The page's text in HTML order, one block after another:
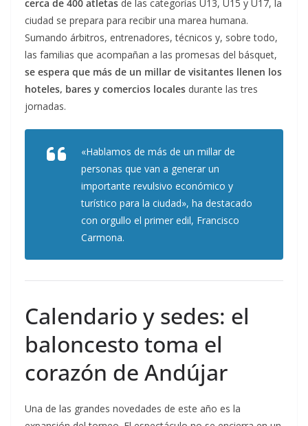
cerca de 400 atletas de las categorías U13, U15 y U17, la
ciudad se prepara para recibir una marea humana.
Sumando árbitros, entrenadores, técnicos y, sobre todo,
las familias que acompañan a las promesas del básquet,
se espera que más de un millar de visitantes llenen los
hoteles, bares y comercios locales durante las tres
jornadas.
«Hablamos de más de un millar de
personas que van a generar un
importante revulsivo económico y
turístico para la ciudad», ha destacado
con orgullo el primer edil, Francisco
Carmona.
Calendario y sedes: el
baloncesto toma el
corazón de Andújar
Una de las grandes novedades de este año es la